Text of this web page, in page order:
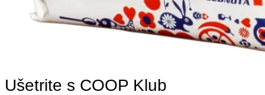
Ušetrite s COOP Klub